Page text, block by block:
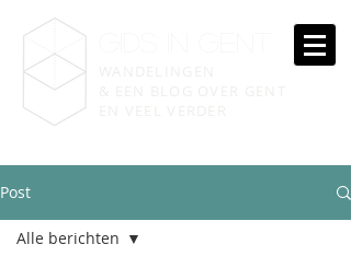
Post
Alle berichten